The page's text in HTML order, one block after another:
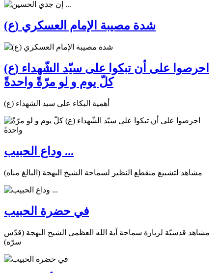
شدة مصيبة الإمام العسكري (ع)
احرصوا على أن تبكوا على سيّد الشّهداء (ع)
كلّ يوم و لو مرّةً واحدةً
أهمية البكاء على سيد الشهداء (ع)
وداع الحبيب ...
مشاهد لتشييع منقطع النظير لسماحة الشيخ البهجة (البالغ مناه)
في حضرة الحبيب
مشاهد قدسيّة لزيارة سماحة آية الله العظمى الشيخ البهجة (قدّس
سرّه)